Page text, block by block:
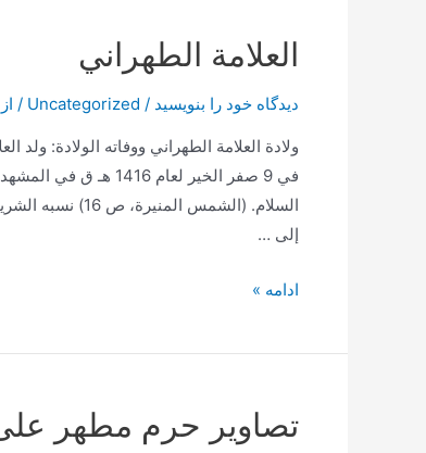
الحسيني
الطهراني
العلامة الطهراني
دیدگاه‌ خود را بنویسید /
Uncategorized / از
في 9 صفر الخير
السلام. (الشمس
إلى …
العلامة
ادامه »
تصاویر حرم مطهر